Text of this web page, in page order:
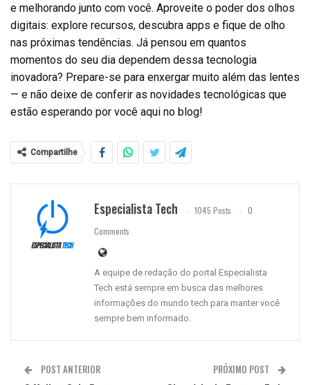
e melhorando junto com você. Aproveite o poder dos olhos
digitais: explore recursos, descubra apps e fique de olho
nas próximas tendências. Já pensou em quantos
momentos do seu dia dependem dessa tecnologia
inovadora? Prepare-se para enxergar muito além das lentes
— e não deixe de conferir as novidades tecnológicas que
estão esperando por você aqui no blog!
Compartilhe
Especialista Tech 1045 Posts
0
Comments
A equipe de redação do portal Especialista
Tech está sempre em busca das melhores
informações do mundo tech para manter você
sempre bem informado.
POST ANTERIOR PRÓXIMO POST